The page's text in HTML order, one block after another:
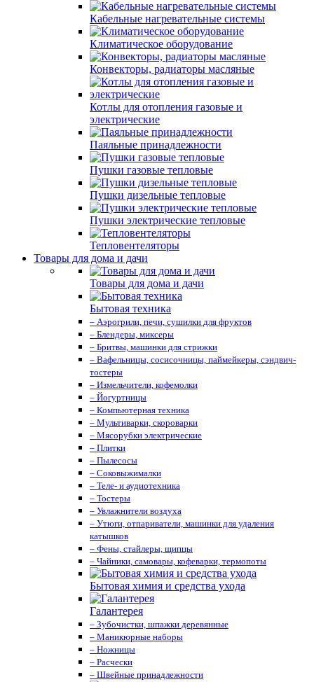
Кабельные нагревательные системы
Климатическое оборудование
Конвекторы, радиаторы масляные
Котлы для отопления газовые и
электрические
Паяльные принадлежности
Пушки газовые тепловые
Пушки дизельные тепловые
Пушки электрические тепловые
Тепловентеляторы
Товары для дома и дачи
Товары для дома и дачи
Бытовая техника
– Аэрогрили, печи, сушилки для фруктов
– Блендеры, миксеры
– Бритвы, машинки для стрижки
– Вафельницы, сосисочницы, паймейкеры, сэндвич-
тостеры
– Измельчители, кофемолки
– Йогуртницы
– Компьютерная техника
– Мультиварки, скороварки
– Мясорубки электрические
– Плитки
– Пылесосы
– Соковыжималки
– Теле- и аудиотехника
– Тостеры
– Увлажнители воздуха
– Утюги, отпариватели, машинки для удаления
катышков
– Фены, стайлеры, щипцы
– Чайники, самовары, кофеварки, термопоты
Бытовая химия и средства ухода
Галантерея
– Зубочистки, шпажки деревянные
– Маникюрные наборы
– Ножницы
– Расчески
– Швейные принадлежности